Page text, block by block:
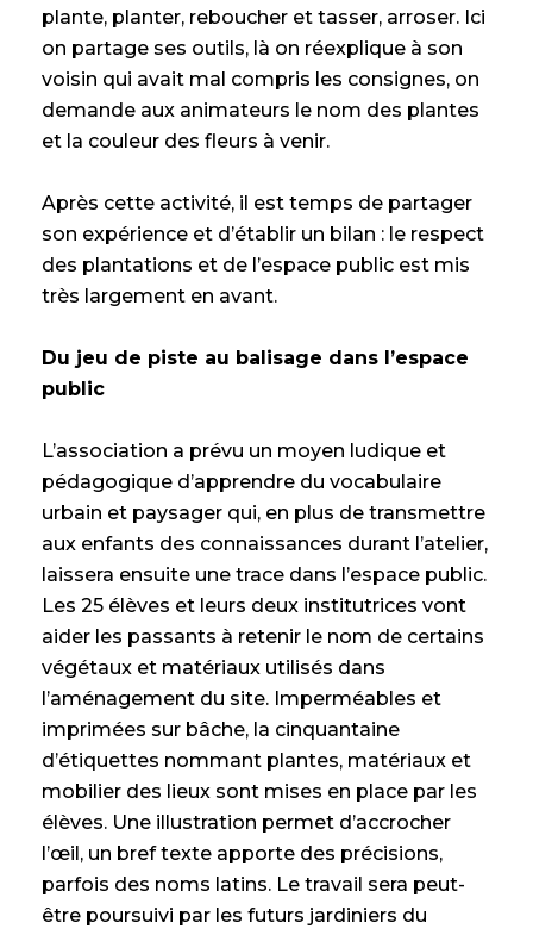
plante, planter, reboucher et tasser, arroser. Ici
on partage ses outils, là on réexplique à son
voisin qui avait mal compris les consignes, on
demande aux animateurs le nom des plantes
et la couleur des fleurs à venir.
Après cette activité, il est temps de partager
son expérience et d’établir un bilan : le respect
des plantations et de l’espace public est mis
très largement en avant.
Du jeu de piste au balisage dans l’espace
public
L’association a prévu un moyen ludique et
pédagogique d’apprendre du vocabulaire
urbain et paysager qui, en plus de transmettre
aux enfants des connaissances durant l’atelier,
laissera ensuite une trace dans l’espace public.
Les 25 élèves et leurs deux institutrices vont
aider les passants à retenir le nom de certains
végétaux et matériaux utilisés dans
l’aménagement du site. Imperméables et
imprimées sur bâche, la cinquantaine
d’étiquettes nommant plantes, matériaux et
mobilier des lieux sont mises en place par les
élèves. Une illustration permet d’accrocher
l’œil, un bref texte apporte des précisions,
parfois des noms latins. Le travail sera peut-
être poursuivi par les futurs jardiniers du